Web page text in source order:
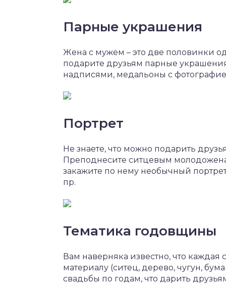
Парные украшения
Жена с мужем – это две половинки
подарите друзьям парные
надписями, медальоны с
Портрет
Не знаете, что можно подарить
Преподнесите ситцевым
закажите по нему необычный
пр.
Тематика годовщины
Вам наверняка известно, что каждая
материалу (ситец, дерево, чугун,
свадьбы по годам, что дарить